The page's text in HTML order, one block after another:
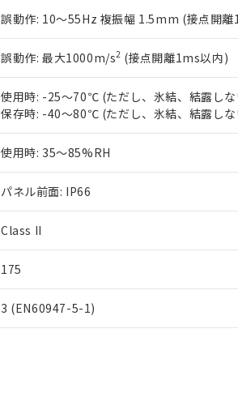
誤動作: 10～55Hz 複振幅 1.5mm (接点開
誤動作: 最大1000m/s2 (接点開離1ms以内)
使用時: -25～70℃ (ただし、氷結、結露し
保存時: -40～80℃ (ただし、氷結、結露し
使用時: 35～85%RH
パネル前面: IP66
Class II
175
3 (EN60947-5-1)
混在することから備考欄に対応日を記載
既に当社にて対応品への在庫切替を完
り割愛しております。